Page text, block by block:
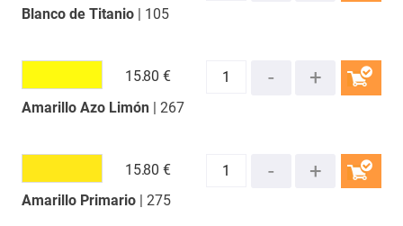
Blanco de Titanio| 105
Amarillo Azo Limón| 267
15.80 €
Amarillo Primario| 275
15.80 €